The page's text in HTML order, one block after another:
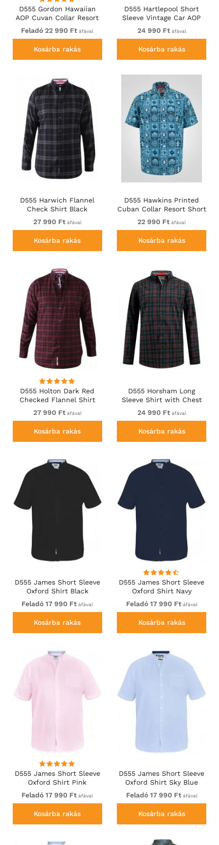
D555 Gordon Hawaiian
AOP Cuvan Collar Resort
Short Sleeve Black
Feladó 22 990 Ft áfával
Kosárba rakás
D555 Hartlepool Short
Sleeve Vintage Car AOP
Stretch Shirt Blue
24 990 Ftáfával
Kosárba rakás
D555 Harwich Flannel
Check Shirt Black
27 990 Ftáfával
Kosárba rakás
D555 Hawkins Printed
Cuban Collar Resort Short
Sleeve Shirt Teal
22 990 Ft áfával
Kosárba rakás
D555 Holton Dark Red
Checked Flannel Shirt
27 990 Ftáfával
Kosárba rakás
D555 Horsham Long
Sleeve Shirt with Chest
Pocket Burgundy/Black
Check
24 990 Ftáfával
Kosárba rakás
D555 James Short Sleeve
Oxford Shirt Black
Feladó 17 990 Ft áfával
Kosárba rakás
D555 James Short Sleeve
Oxford Shirt Navy
Feladó 17 990 Ftáfával
Kosárba rakás
D555 James Short Sleeve
Oxford Shirt Pink
Feladó 17 990 Ft áfával
Kosárba rakás
D555 James Short Sleeve
Oxford Shirt Sky Blue
Feladó 17 990 Ftáfával
Kosárba rakás